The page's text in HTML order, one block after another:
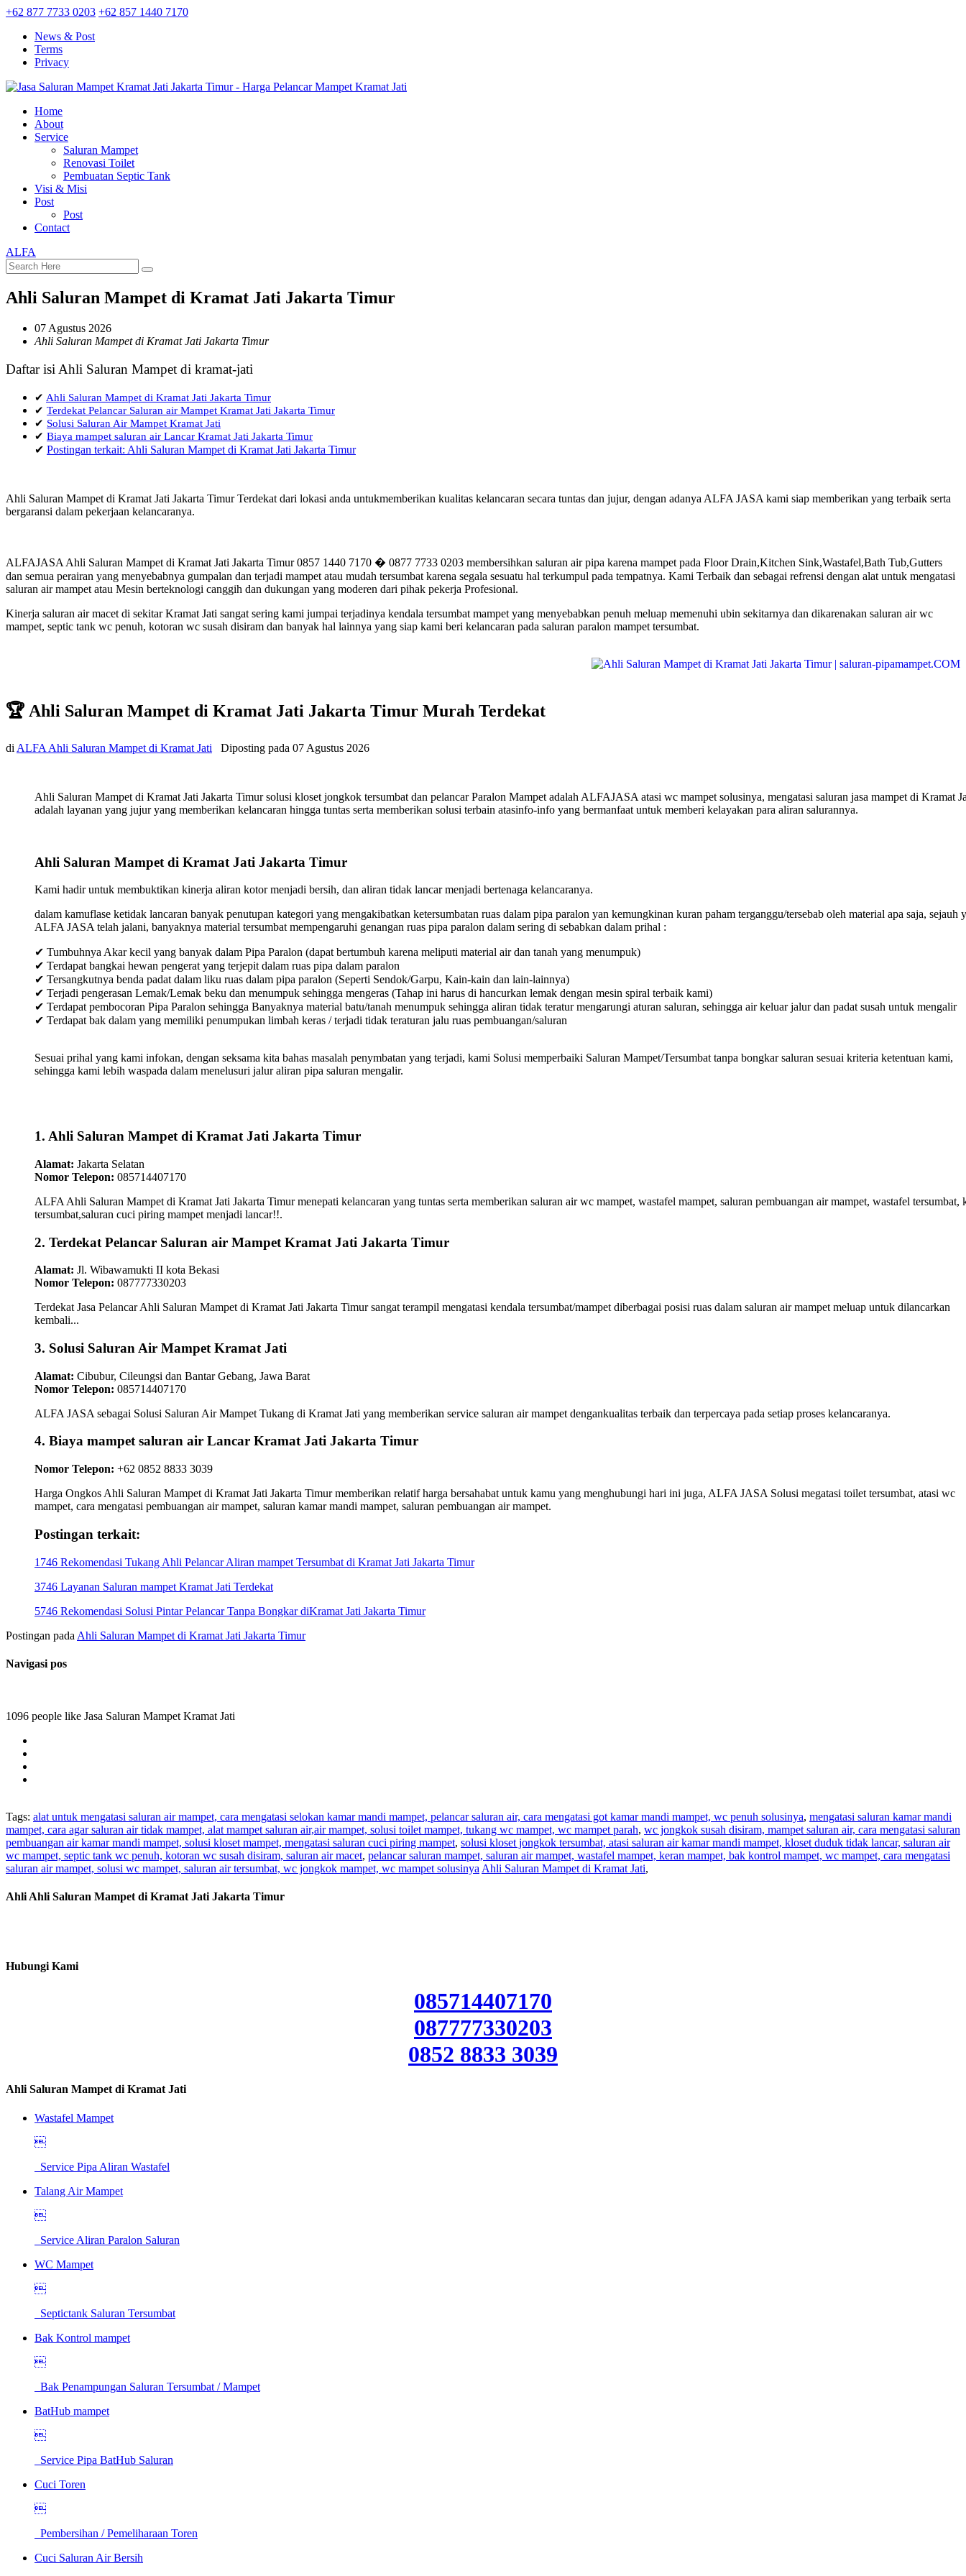
+62 877 7733 0203 +62 857 1440 7170
News & Post
Terms
Privacy
Home
About
Service
Saluran Mampet
Renovasi Toilet
Pembuatan Septic Tank
Visi & Misi
Post
Post
Contact
ALFA
Ahli Saluran Mampet di Kramat Jati Jakarta Timur
07 Agustus 2026
Ahli Saluran Mampet di Kramat Jati Jakarta Timur
Daftar isi Ahli Saluran Mampet di kramat-jati
✔ Ahli Saluran Mampet di Kramat Jati Jakarta Timur
✔ Terdekat Pelancar Saluran air Mampet Kramat Jati Jakarta Timur
✔ Solusi Saluran Air Mampet Kramat Jati
✔ Biaya mampet saluran air Lancar Kramat Jati Jakarta Timur
✔ Postingan terkait: Ahli Saluran Mampet di Kramat Jati Jakarta Timur
Ahli Saluran Mampet di Kramat Jati Jakarta Timur Terdekat dari lokasi anda untukmemberikan kualitas kelancaran secara tuntas dan jujur, dengan adanya ALFA JASA kami siap memberikan yang terbaik serta
bergaransi dalam pekerjaan kelancaranya.
ALFAJASA Ahli Saluran Mampet di Kramat Jati Jakarta Timur 0857 1440 7170 � 0877 7733 0203 membersihkan saluran air pipa karena mampet pada Floor Drain,Kitchen Sink,Wastafel,Bath Tub,Gutters
dan semua perairan yang menyebabnya gumpalan dan terjadi mampet atau mudah tersumbat karena segala sesuatu hal terkumpul pada tempatnya. Kami Terbaik dan sebagai refrensi dengan alat untuk mengatasi
saluran air mampet atau Mesin berteknologi canggih dan dukungan yang moderen dari pihak pekerja Profesional.
Kinerja saluran air macet di sekitar Kramat Jati sangat sering kami jumpai terjadinya kendala tersumbat mampet yang menyebabkan penuh meluap memenuhi ubin sekitarnya dan dikarenakan saluran air wc
mampet, septic tank wc penuh, kotoran wc susah disiram dan banyak hal lainnya yang siap kami beri kelancaran pada saluran paralon mampet tersumbat.
🏆 Ahli Saluran Mampet di Kramat Jati Jakarta Timur Murah Terdekat
di ALFA Ahli Saluran Mampet di Kramat Jati Diposting pada 07 Agustus 2026
Ahli Saluran Mampet di Kramat Jati Jakarta Timur solusi kloset jongkok tersumbat dan pelancar Paralon Mampet adalah ALFAJASA atasi wc mampet solusinya, mengatasi saluran jasa mampet di Kramat
adalah layanan yang jujur yang memberikan kelancaran hingga tuntas serta memberikan solusi terbain atasinfo-info yang bermanfaat untuk memberi kelayakan para aliran salurannya.
Ahli Saluran Mampet di Kramat Jati Jakarta Timur
Kami hadir untuk membuktikan kinerja aliran kotor menjadi bersih, dan aliran tidak lancar menjadi bertenaga kelancaranya.
dalam kamuflase ketidak lancaran banyak penutupan kategori yang mengakibatkan ketersumbatan ruas dalam pipa paralon yan kemungkinan kuran paham terganggu/tersebab oleh material apa saja, sejauh
ALFA JASA telah jalani, banyaknya material tersumbat mempengaruhi genangan ruas pipa paralon dalam sering di sebabkan dalam prihal :
✔ Tumbuhnya Akar kecil yang banyak dalam Pipa Paralon (dapat bertumbuh karena meliputi material air dan tanah yang menumpuk)
✔ Terdapat bangkai hewan pengerat yang terjepit dalam ruas pipa dalam paralon
✔ Tersangkutnya benda padat dalam liku ruas dalam pipa paralon (Seperti Sendok/Garpu, Kain-kain dan lain-lainnya)
✔ Terjadi pengerasan Lemak/Lemak beku dan menumpuk sehingga mengeras (Tahap ini harus di hancurkan lemak dengan mesin spiral terbaik kami)
✔ Terdapat pembocoran Pipa Paralon sehingga Banyaknya material batu/tanah menumpuk sehingga aliran tidak teratur mengarungi aturan saluran, sehingga air keluar jalur dan padat susah untuk mengalir
✔ Terdapat bak dalam yang memiliki penumpukan limbah keras / terjadi tidak teraturan jalu ruas pembuangan/saluran
Sesuai prihal yang kami infokan, dengan seksama kita bahas masalah penymbatan yang terjadi, kami Solusi memperbaiki Saluran Mampet/Tersumbat tanpa bongkar saluran sesuai kriteria ketentuan kami,
sehingga kami lebih waspada dalam menelusuri jalur aliran pipa saluran mengalir.
1. Ahli Saluran Mampet di Kramat Jati Jakarta Timur
Alamat: Jakarta Selatan
Nomor Telepon: 085714407170
ALFA Ahli Saluran Mampet di Kramat Jati Jakarta Timur menepati kelancaran yang tuntas serta memberikan saluran air wc mampet, wastafel mampet, saluran pembuangan air mampet, wastafel tersumbat,
tersumbat,saluran cuci piring mampet menjadi lancar!!.
2. Terdekat Pelancar Saluran air Mampet Kramat Jati Jakarta Timur
Alamat: Jl. Wibawamukti II kota Bekasi
Nomor Telepon: 087777330203
Terdekat Jasa Pelancar Ahli Saluran Mampet di Kramat Jati Jakarta Timur sangat terampil mengatasi kendala tersumbat/mampet diberbagai posisi ruas dalam saluran air mampet meluap untuk dilancarkan
kembali...
3. Solusi Saluran Air Mampet Kramat Jati
Alamat: Cibubur, Cileungsi dan Bantar Gebang, Jawa Barat
Nomor Telepon: 085714407170
ALFA JASA sebagai Solusi Saluran Air Mampet Tukang di Kramat Jati yang memberikan service saluran air mampet dengankualitas terbaik dan terpercaya pada setiap proses kelancaranya.
4. Biaya mampet saluran air Lancar Kramat Jati Jakarta Timur
Nomor Telepon: +62 0852 8833 3039
Harga Ongkos Ahli Saluran Mampet di Kramat Jati Jakarta Timur memberikan relatif harga bersahabat untuk kamu yang menghubungi hari ini juga, ALFA JASA Solusi megatasi toilet tersumbat, atasi wc
mampet, cara mengatasi pembuangan air mampet, saluran kamar mandi mampet, saluran pembuangan air mampet.
Postingan terkait:
1746 Rekomendasi Tukang Ahli Pelancar Aliran mampet Tersumbat di Kramat Jati Jakarta Timur
3746 Layanan Saluran mampet Kramat Jati Terdekat
5746 Rekomendasi Solusi Pintar Pelancar Tanpa Bongkar diKramat Jati Jakarta Timur
Postingan pada Ahli Saluran Mampet di Kramat Jati Jakarta Timur
Navigasi pos
1096 people like Jasa Saluran Mampet Kramat Jati
Tags: alat untuk mengatasi saluran air mampet, cara mengatasi selokan kamar mandi mampet, pelancar saluran air, cara mengatasi got kamar mandi mampet, wc penuh solusinya, mengatasi saluran kamar mandi
mampet, cara agar saluran air tidak mampet, alat mampet saluran air,air mampet, solusi toilet mampet, tukang wc mampet, wc mampet parah, wc jongkok susah disiram, mampet saluran air, cara mengatasi saluran
pembuangan air kamar mandi mampet, solusi kloset mampet, mengatasi saluran cuci piring mampet, solusi kloset jongkok tersumbat, atasi saluran air kamar mandi mampet, kloset duduk tidak lancar, saluran air
wc mampet, septic tank wc penuh, kotoran wc susah disiram, saluran air macet, pelancar saluran mampet, saluran air mampet, wastafel mampet, keran mampet, bak kontrol mampet, wc mampet, cara mengatasi
saluran air mampet, solusi wc mampet, saluran air tersumbat, wc jongkok mampet, wc mampet solusinya Ahli Saluran Mampet di Kramat Jati,
Ahli Ahli Saluran Mampet di Kramat Jati Jakarta Timur
Hubungi Kami
085714407170
087777330203
0852 8833 3039
Ahli Saluran Mampet di Kramat Jati
Wastafel Mampet

Service Pipa Aliran Wastafel
Talang Air Mampet

Service Aliran Paralon Saluran
WC Mampet

Septictank Saluran Tersumbat
Bak Kontrol mampet

Bak Penampungan Saluran Tersumbat / Mampet
BatHub mampet

Service Pipa BatHub Saluran
Cuci Toren

Pembersihan / Pemeliharaan Toren
Cuci Saluran Air Bersih